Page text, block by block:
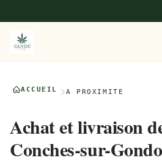
ACCUEIL À PROXIMITÉ
Achat et livraison
Conches-sur-